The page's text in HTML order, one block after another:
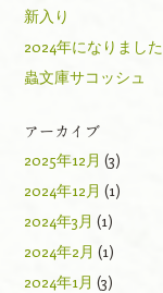
新入り
2024年になりました
蟲文庫サコッシュ
アーカイブ
2025年12月 (3)
2024年12月 (1)
2024年3月 (1)
2024年2月 (1)
2024年1月 (3)